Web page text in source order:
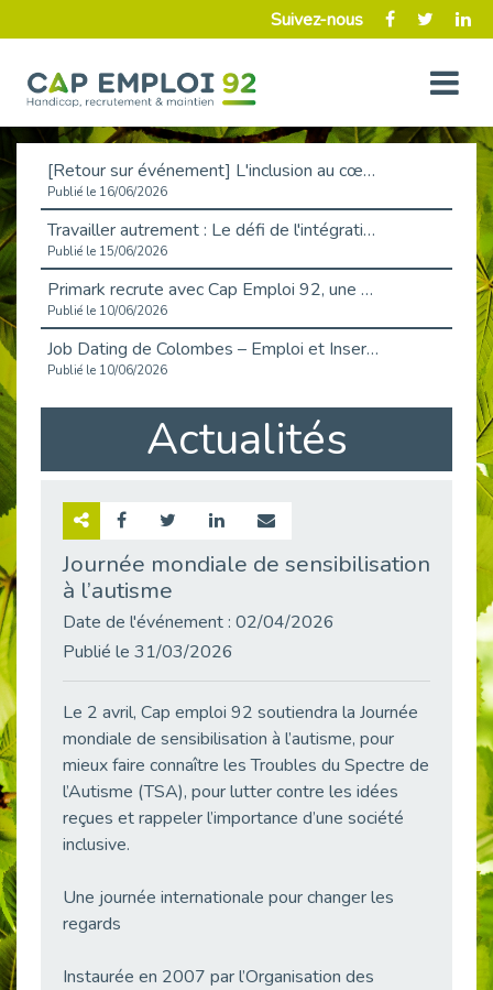
Suivez-nous
[Retour sur événement] L'inclusion au cœur de la Place de l'Emploi à La Défense !
Publié le 16/06/2026
Travailler autrement : Le défi de l'intégration des maladies chroniques en entreprise
Publié le 15/06/2026
Primark recrute avec Cap Emploi 92, une matinée couronnée de succès !
Publié le 10/06/2026
Job Dating de Colombes – Emploi et Insertion
Publié le 10/06/2026
Aborder l'entretien et la situation de handicap en toute confiance
Publié le 09/06/2026
Retour sur l’atelier « Optimiser sa recherche d’emploi »
« Confiance en soi et acceptation du handicap » : un levier puissant vers l’emploi
Handicap et emploi : une matinée pour briser les tabous
Publié le 21/05/2026
L’alternance : un levier stratégique pour recruter et inclure durablement
Publié le 18/05/2026
Publié le 12/05/2026
Publié le 12/05/2026
Actualités
Journée mondiale de sensibilisation
à l’autisme
Date de l'événement : 02/04/2026
Publié le 31/03/2026
Le 2 avril, Cap emploi 92 soutiendra la Journée
mondiale de sensibilisation à l’autisme, pour
mieux faire connaître les Troubles du Spectre de
l’Autisme (TSA), pour lutter contre les idées
reçues et rappeler l’importance d’une société
inclusive.
Une journée internationale pour changer les
regards
Instaurée en 2007 par l’Organisation des